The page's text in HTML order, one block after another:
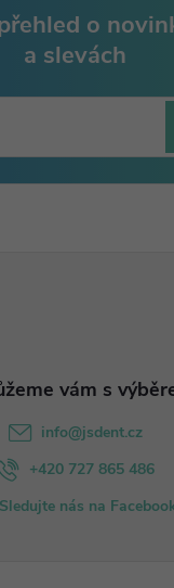
o
a slevách
info@jsdent.cz
+420 727 865 486
Sledujte nás na